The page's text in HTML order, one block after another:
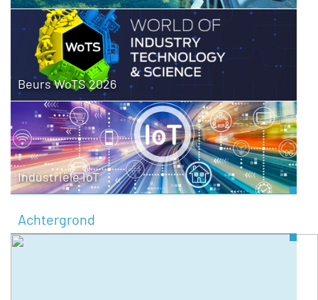
Beurs WoTS 2026
Industriële IoT
Achtergrond